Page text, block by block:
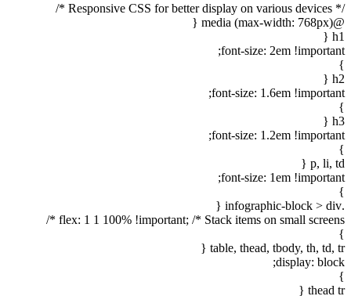
/* Responsive CSS for better display on various devices */
@media (max-width: 768px) {
h1 {
font-size: 2em !important;
}
h2 {
font-size: 1.6em !important;
}
h3 {
font-size: 1.2em !important;
}
p, li, td {
font-size: 1em !important;
}
.infographic-block > div {
flex: 1 1 100% !important; /* Stack items on small screens */
}
table, thead, tbody, th, td, tr {
display: block;
}
thead tr {